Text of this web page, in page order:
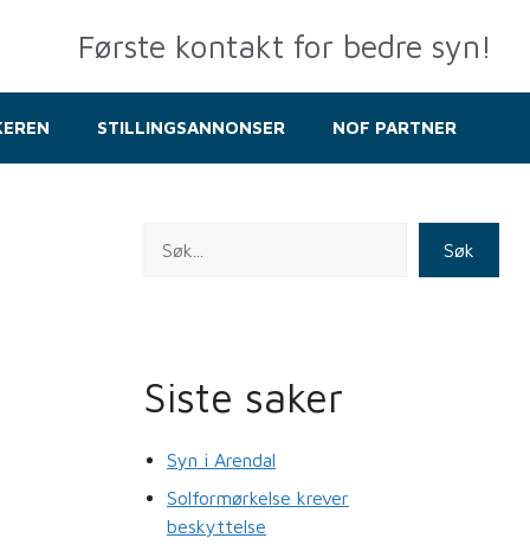
Første kontakt for bedre syn!
STILLINGSANNONSER NOF PARTNER
Søk
Siste saker
Syn i Arendal
Solformørkelse krever
beskyttelse